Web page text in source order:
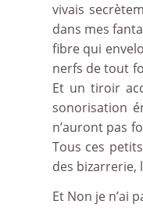
vivais
dans mes
fibre qui
nerfs de tout
Et un tiroir
sonorisation
n’auront pas
Tous ces
des bizarrerie,
Et Non je n’ai